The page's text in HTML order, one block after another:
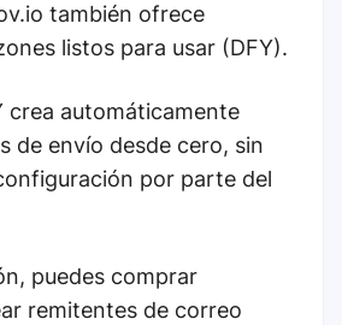
también ofrece
listos para usar (DFY).
crea automáticamente
de envío desde cero, sin
por parte del
puedes comprar
remitentes de correo